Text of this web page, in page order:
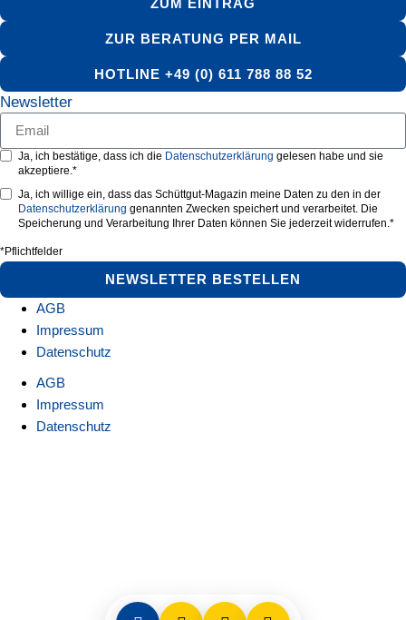
ZUR BERATUNG PER MAIL
HOTLINE +49 (0) 611 788 88 52
Newsletter
Ja, ich bestätige, dass ich die Datenschutzerklärung gelesen habe und sie
akzeptiere.*
Ja, ich willige ein, dass das Schüttgut-Magazin meine Daten zu den in der
Datenschutzerklärung genannten Zwecken speichert und verarbeitet. Die
Speicherung und Verarbeitung Ihrer Daten können Sie jederzeit widerrufen.*
*Pflichtfelder
NEWSLETTER BESTELLEN
AGB
Impressum
Datenschutz
AGB
Impressum
Datenschutz